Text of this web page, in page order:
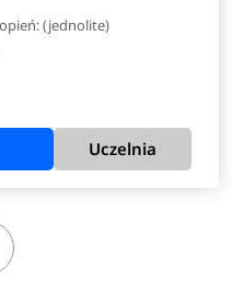
(jednolite)
Uczelnia